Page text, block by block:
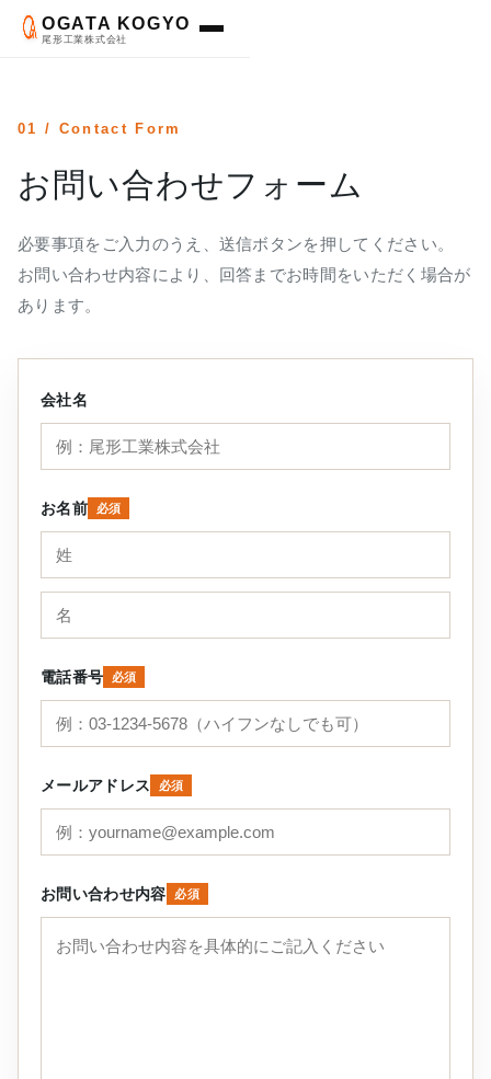
OGATA KOGYO
尾形工業株式会社
01 / Contact Form
お問い合わせフォーム
必要事項をご入力のうえ、送信ボタンを押してください。
お問い合わせ内容により、回答までお時間をいただく場合が
あります。
会社名
お名前 必須
電話番号 必須
メールアドレス 必須
お問い合わせ内容 必須